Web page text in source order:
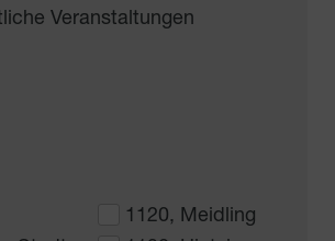
Veranstaltungen
1120, Meidling